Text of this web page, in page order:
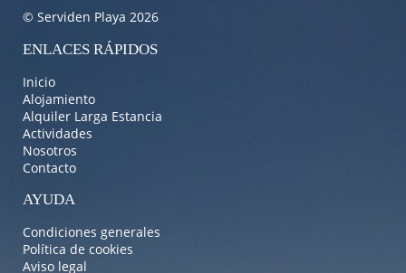
© Serviden Playa 2026
ENLACES RÁPIDOS
Inicio
Alojamiento
Alquiler Larga Estancia
Actividades
Nosotros
Contacto
AYUDA
Condiciones generales
Política de cookies
Aviso legal